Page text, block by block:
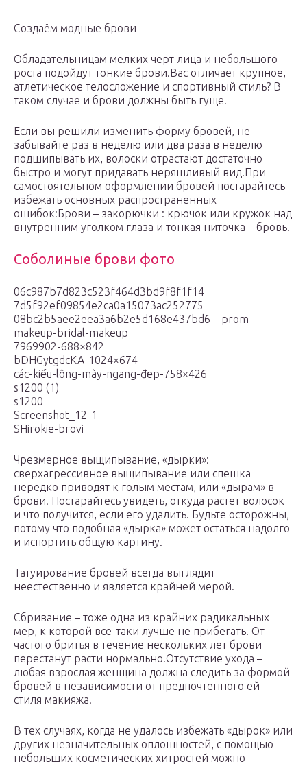
Создаём модные брови
Обладательницам мелких черт лица и небольшого
роста подойдут тонкие брови.Вас отличает крупное,
атлетическое телосложение и спортивный стиль? В
таком случае и брови должны быть гуще.
Если вы решили изменить форму бровей, не
забывайте раз в неделю или два раза в неделю
подшипывать их, волоски отрастают достаточно
быстро и могут придавать неряшливый вид.При
самостоятельном оформлении бровей постарайтесь
избежать основных распространенных
ошибок:Брови – закорючки : крючок или кружок над
внутренним уголком глаза и тонкая ниточка – бровь.
Соболиные брови фото
06c987b7d823c523f464d3bd9f8f1f14
7d5f92ef09854e2ca0a15073ac252775
08bc2b5aee2eea3a6b2e5d168e437bd6—prom-
makeup-bridal-makeup
7969902-688×842
bDHGytgdcKA-1024×674
các-kiểu-lông-mày-ngang-đẹp-758×426
s1200 (1)
s1200
Screenshot_12-1
SHirokie-brovi
Чрезмерное выщипывание, «дырки»:
сверхагрессивное выщипывание или спешка
нередко приводят к голым местам, или «дырам» в
брови. Постарайтесь увидеть, откуда растет волосок
и что получится, если его удалить. Будьте осторожны,
потому что подобная «дырка» может остаться надолго
и испортить общую картину.
Татуирование бровей всегда выглядит
неестественно и является крайней мерой.
Сбривание – тоже одна из крайних радикальных
мер, к которой все-таки лучше не прибегать. От
частого бритья в течение нескольких лет брови
перестанут расти нормально.Отсутствие ухода –
любая взрослая женщина должна следить за формой
бровей в независимости от предпочтенного ей
стиля макияжа.
В тех случаях, когда не удалось избежать «дырок» или
других незначительных оплошностей, с помощью
небольших косметических хитростей можно